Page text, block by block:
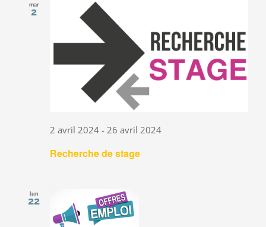
mar
2
Recherche de stage
2 avril 2024-26 avril 2024
lun
22